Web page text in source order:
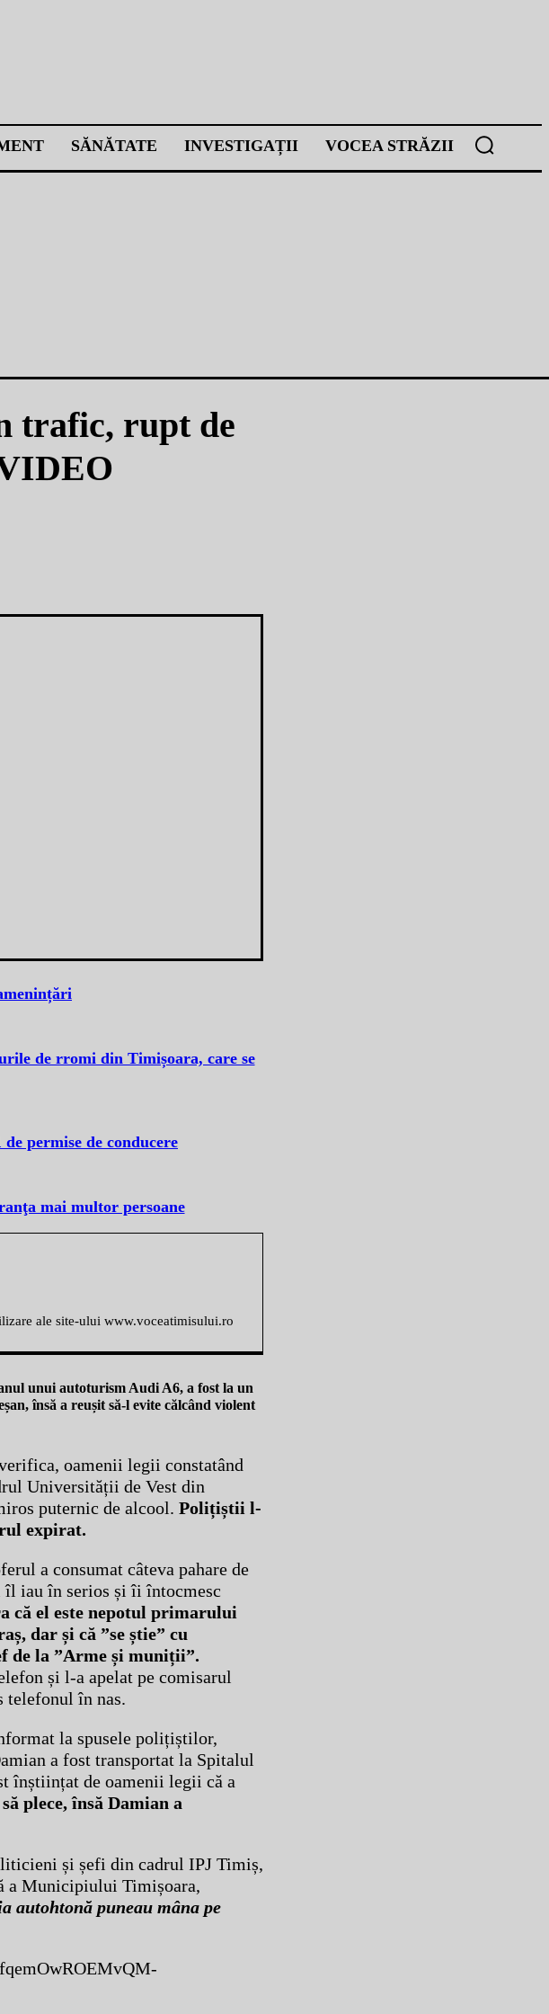
SĂNĂTATE INVESTIGAȚII VOCEA STRĂZII
trafic, rupt de
de rromi din Timișoara, care se
permise de conducere
mai multor persoane
ale site-ului www.voceatimisului.ro
unui autoturism Audi A6, a fost la un
însă a reușit să-l evite călcând violent
oamenii legii constatând
Universității de Vest din
puternic de alcool. Polițiștii l-
expirat.
a consumat câteva pahare de
îl iau în serios și îi întocmesc
că el este nepotul primarului
dar și că ”se știe” cu
de la ”Arme și muniții”.
și l-a apelat pe comisarul
telefonul în nas.
la spusele polițiștilor,
a fost transportat la Spitalul
înștiințat de oamenii legii că a
plece, însă Damian a
și șefi din cadrul IPJ Timiș,
a Municipiului Timișoara,
autohtonă puneau mâna pe